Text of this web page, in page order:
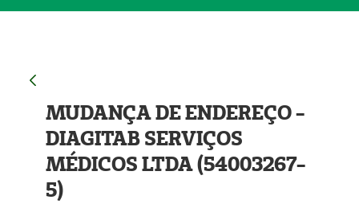
MUDANÇA DE ENDEREÇO -
DIAGITAB SERVIÇOS
MÉDICOS LTDA (54003267-
5)